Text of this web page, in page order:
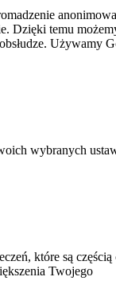
Dzięki temu
Używamy
wybranych
które są
Twojego